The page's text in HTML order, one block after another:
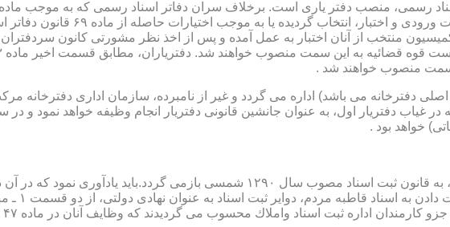
منتخب از آنان اختبار به عمل آمده و پس از اخذ نظر مشورتی كانون سردفتران
سمت منصوب خواهند شد .
اصلی دفترخانه می باشد) اداره می گردد و غیر از نامبرده، سازمان اداری
غیاب دفتریار اول، به عنوان جانشین قانونی دفتریار انجام وظیفه خواهد نمود و
خواهد بود .
نطفه اولیه و ابتدایی شكل گیری مركزیتی جهت ثبت رسمی اسناد مراجعان، به قانون ثبت اسناد مصوب
اسناد واملاك محسوب می گردیدند كه وظایف آنان در ماده ۴۷ قانون مرقوم،اینچنین تبیین شده بود .